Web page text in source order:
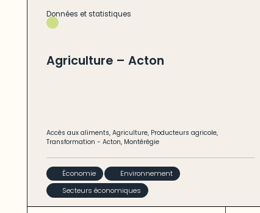
Données et statistiques
Agriculture – Acton
Accès aux aliments, Agriculture, Producteurs agricole,
Transformation - Acton, Montérégie
Économie
Environnement
Secteurs économiques